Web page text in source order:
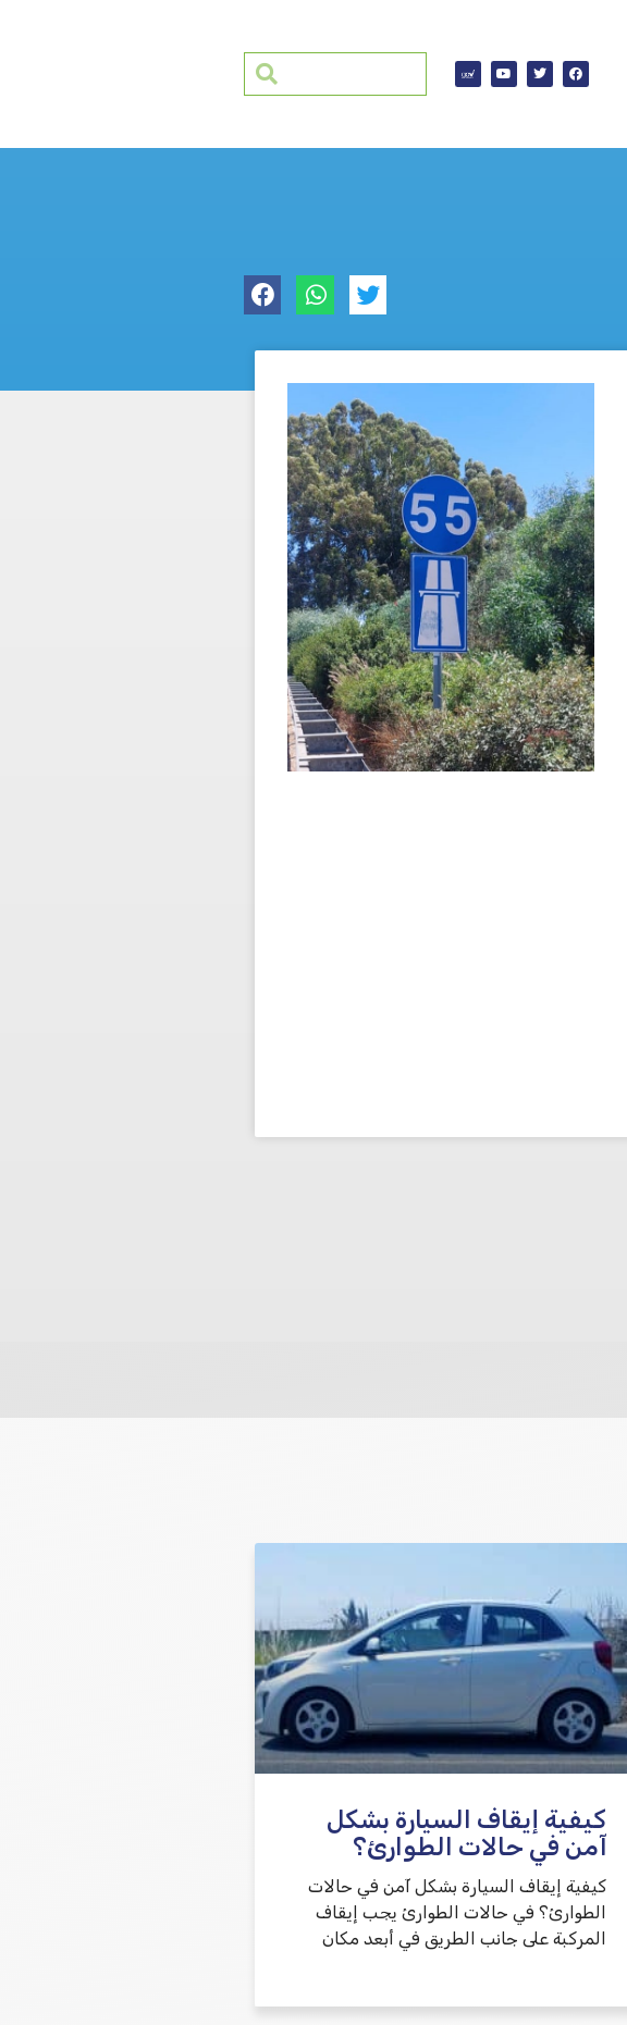
שלח משוב
كيفية إيقاف السيارة بشكل
آمن في حالات الطوارئ؟
كيفية إيقاف السيارة بشكل آمن في حالات
الطوارئ؟ في حالات الطوارئ يجب إيقاف
المركبة على جانب الطريق في أبعد مكان